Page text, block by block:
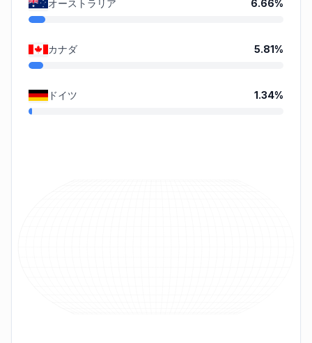
オーストラリア 6.66%
カナダ 5.81%
ドイツ 1.34%